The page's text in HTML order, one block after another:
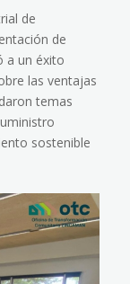
de
de
a un éxito
las ventajas
temas
sostenible